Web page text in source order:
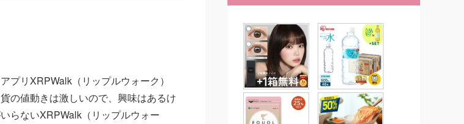
プリXRPWalk（リップルウォーク）
の値動きは激しいので、興味はあるけ
らないXRPWalk（リップルウォー